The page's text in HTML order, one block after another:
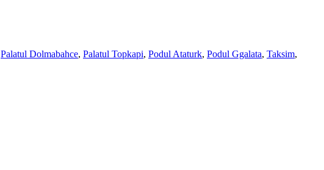
Palatul Dolmabahce, Palatul Topkapi, Podul Ataturk, Podul Ggalata, Taksim,